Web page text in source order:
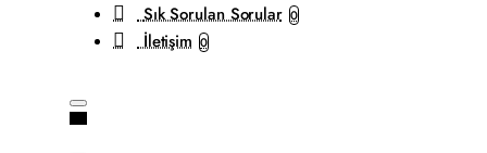
Sık Sorulan Sorular 0
İletişim 0